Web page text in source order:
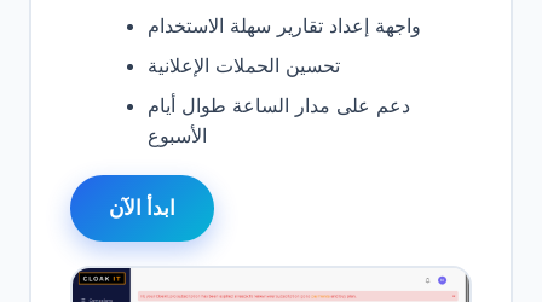
واجهة إعداد تقارير سهلة الاستخدام
تحسين الحملات الإعلانية
دعم على مدار الساعة طوال أيام
الأسبوع
ابدأ الآن